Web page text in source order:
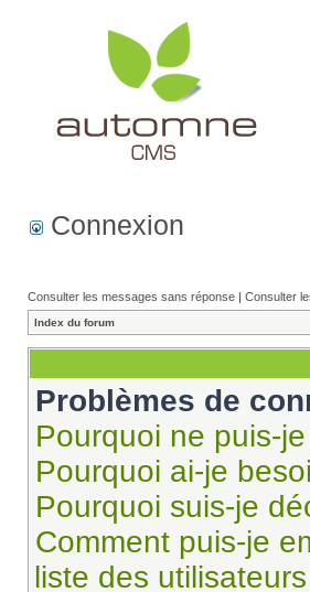
Connexion
Consulter les messages sans réponse | Consulter
Index du forum
Problèmes de
Pourquoi ne puis-
Pourquoi ai-je
Pourquoi suis-je
Comment puis-je
liste des